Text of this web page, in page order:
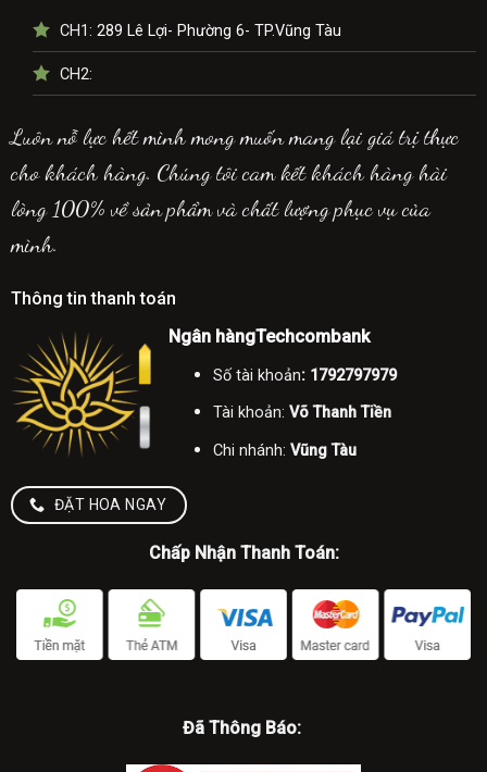
CH1: 289 Lê Lợi- Phường 6- TP.Vũng Tàu
CH2:
Luôn nỗ lực hết mình mong muốn mang lại giá trị thực
cho khách hàng. Chúng tôi cam kết khách hàng hài
lòng 100% về sản phẩm và chất lượng phục vụ của
mình.
Thông tin thanh toán
Ngân hàngTechcombank
Số tài khoản: 1792797979
Tài khoản: Võ Thanh Tiền
Chi nhánh: Vũng Tàu
ĐẶT HOA NGAY
Chấp Nhận Thanh Toán:
Đã Thông Báo: